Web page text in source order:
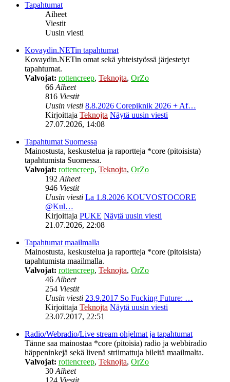
Tapahtumat
Aiheet
Viestit
Uusin viesti
Kovaydin.NETin tapahtumat
Kovaydin.NETin omat sekä yhteistyössä järjestetyt
tapahtumat.
Valvojat: rottencreep, Teknojta, OrZo
66Aiheet
816 Viestit
Uusin viesti 8.8.2026 Corepiknik 2026 + Af…
Kirjoittaja Teknojta Näytä uusin viesti
27.07.2026, 14:08
Tapahtumat Suomessa
Mainostusta, keskustelua ja raportteja *core (pitoisista)
tapahtumista Suomessa.
Valvojat: rottencreep, Teknojta, OrZo
192Aiheet
946 Viestit
Uusin viesti La 1.8.2026 KOUVOSTOCORE
@Kul…
Kirjoittaja PUKE Näytä uusin viesti
21.07.2026, 22:08
Tapahtumat maailmalla
Mainostusta, keskustelua ja raportteja *core (pitoisista)
tapahtumista maailmalla.
Valvojat: rottencreep, Teknojta, OrZo
46Aiheet
254 Viestit
Uusin viesti 23.9.2017 So Fucking Future: …
Kirjoittaja Teknojta Näytä uusin viesti
23.07.2017, 22:51
Radio/Webradio/Live stream ohjelmat ja tapahtumat
Tänne saa mainostaa *core (pitoisia) radio ja webbiradio
häppeninkejä sekä livenä striimattuja bileitä maailmalta.
Valvojat: rottencreep, Teknojta, OrZo
30Aiheet